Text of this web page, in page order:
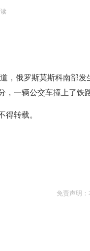
，俄罗斯莫斯科南部
，一辆公交车撞上了
得转载。
免责声明